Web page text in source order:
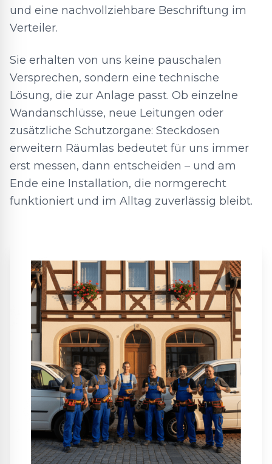
und eine nachvollziehbare Beschriftung im
Verteiler.
Sie erhalten von uns keine pauschalen
Versprechen, sondern eine technische
Lösung, die zur Anlage passt. Ob einzelne
Wandanschlüsse, neue Leitungen oder
zusätzliche Schutzorgane: Steckdosen
erweitern Räumlas bedeutet für uns immer
erst messen, dann entscheiden – und am
Ende eine Installation, die normgerecht
funktioniert und im Alltag zuverlässig bleibt.